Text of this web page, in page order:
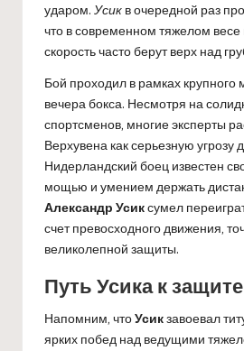
ударом. Усик в очередной раз
что в современном тяжелом весе
скорость часто берут верх над
Бой проходил в рамках крупного
вечера бокса. Несмотря на
спортсменов, многие эксперты
Верхувена как серьезную угрозу
Нидерландский боец известен
мощью и умением держать
Александр Усиксумел
счет превосходного движения,
великолепной защиты.
Путь Усика к
Напомним, чтоУсикзавоевал
ярких побед над ведущими